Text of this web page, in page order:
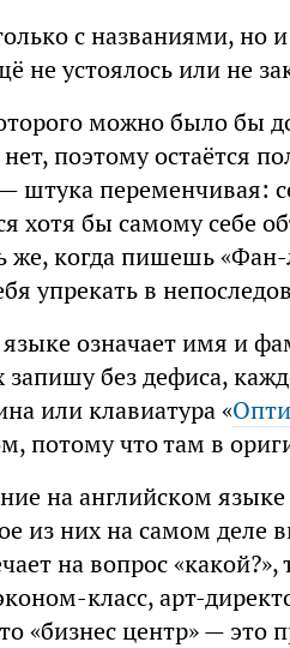
с названиями, но
не устоялось или не
можно было бы
поэтому остаётся
штука переменчивая:
хотя бы самому себе
когда пишешь «Фан-
упрекать в
означает имя и
без дефиса,
или клавиатура «
потому что там в
на английском
из них на самом деле
на вопрос
класс, арт-
«бизнес центр» — это